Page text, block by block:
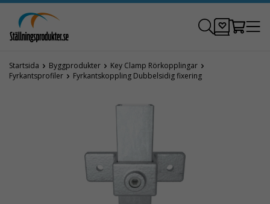
Startsida Byggprodukter
Key Clamp Rörkopplingar
Fyrkantsprofiler
Fyrkantskoppling Dubbelsidig fixering